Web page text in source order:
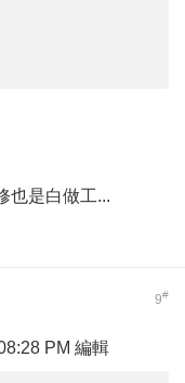
也是白做工...
9#
PM 編輯